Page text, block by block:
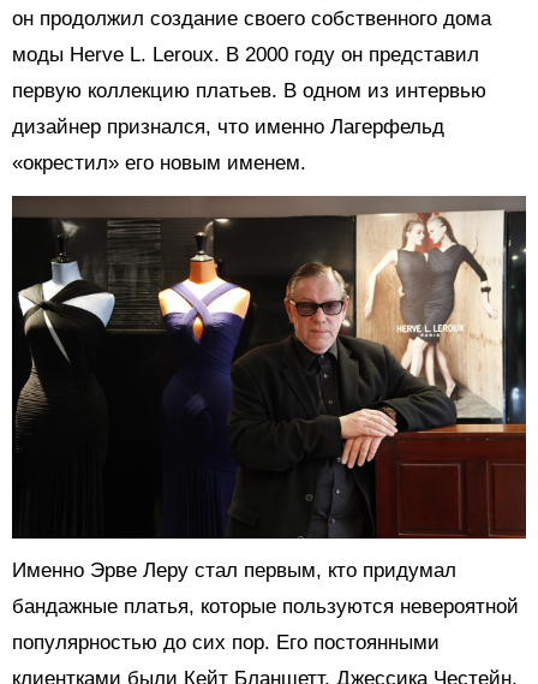
он продолжил создание своего собственного дома
моды Herve L. Leroux. В 2000 году он представил
первую коллекцию платьев. В одном из интервью
дизайнер признался, что именно Лагерфельд
«окрестил» его новым именем.
Именно Эрве Леру стал первым, кто придумал
бандажные платья, которые пользуются невероятной
популярностью до сих пор. Его постоянными
клиентками были Кейт Бланшетт, Джессика Честейн,